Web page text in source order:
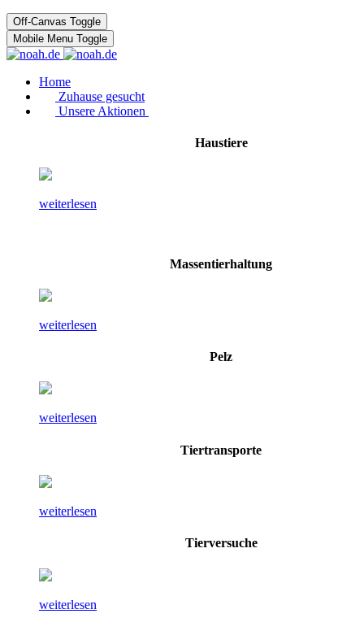
Off-Canvas Toggle
Mobile Menu Toggle
Home
Zuhause gesucht
Unsere Aktionen
Haustiere
weiterlesen
Massentierhaltung
weiterlesen
Pelz
weiterlesen
Tiertransporte
weiterlesen
Tierversuche
weiterlesen